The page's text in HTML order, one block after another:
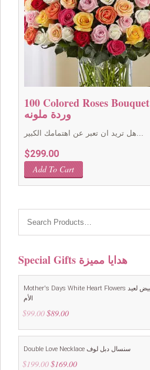
100 Colored Roses Bouquet باقه 100
وردة ملونه
هل تريد ان تعبر عن اهتمامك الكبير...
$299.00
Add To Cart
Special Gifts هدايا مميزة
Mother's Days White Heart Flowers باقة زهور القلب الأبيض لعيد
الأم
$99.00 Original
was:
$89.00Current
is:
Double Love Necklace سنسال دبل لوف
$199.00 Original
$169.00Current